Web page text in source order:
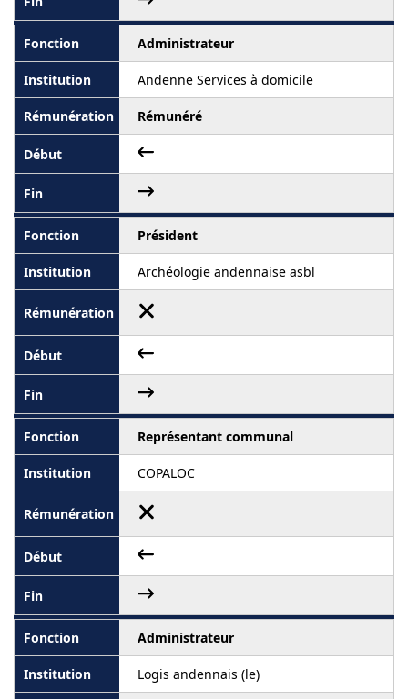
Administrateur
Andenne Services à domicile
Rémunéré
Président
Archéologie andennaise asbl
Représentant communal
COPALOC
Administrateur
Logis andennais (le)